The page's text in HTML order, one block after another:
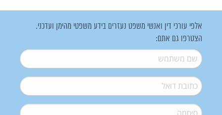
אלפי עורכי דין ואנשי משפט נעזרים בידע משפטי מהימן ועדכני.
הצטרפו גם אתם:
שם משתמש*
דואל*
סיסמה*